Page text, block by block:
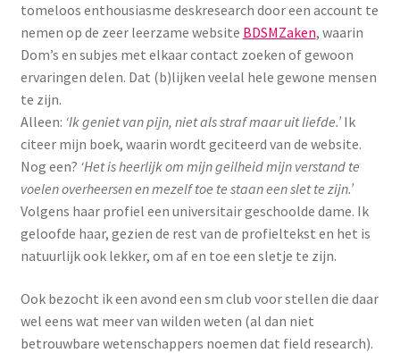
tomeloos enthousiasme deskresearch door een account te
nemen op de zeer leerzame website BDSMZaken, waarin
Dom’s en subjes met elkaar contact zoeken of gewoon
ervaringen delen. Dat (b)lijken veelal hele gewone mensen
te zijn.
Alleen: ‘Ik geniet van pijn, niet als straf maar uit liefde.’Ik
citeer mijn boek, waarin wordt geciteerd van de website.
Nog een? ‘Het is heerlijk om mijn geilheid mijn verstand te
voelen overheersen en mezelf toe te staan een slet te zijn.’
Volgens haar profiel een universitair geschoolde dame. Ik
geloofde haar, gezien de rest van de profieltekst en het is
natuurlijk ook lekker, om af en toe een sletje te zijn.
Ook bezocht ik een avond een sm club voor stellen die daar
wel eens wat meer van wilden weten (al dan niet
betrouwbare wetenschappers noemen dat field research).